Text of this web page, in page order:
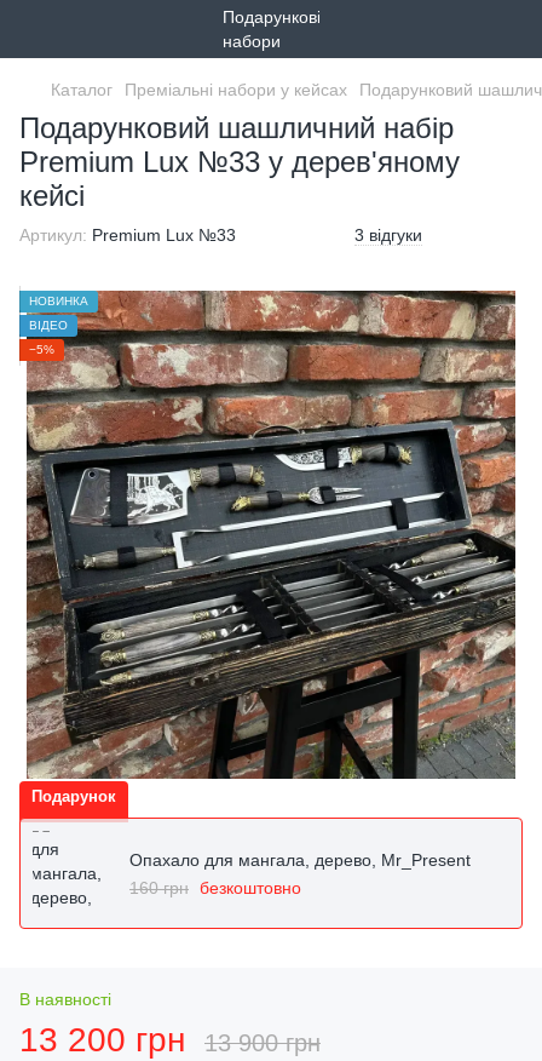
Каталог Преміальні набори у кейсах Подарунковий
Подарунковий шашличний набір
Premium Lux №33 у дерев'яному
кейсі
Артикул: Premium Lux №33 3 відгуки
НОВИНКА
ВІДЕО
−5%
Подарунок
Опахало для мангала, дерево, Mr_Present
160 грн безкоштовно
В наявності
13 200 грн 13 900 грн